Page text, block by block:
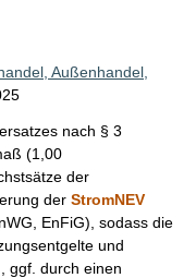
Außenhandel,
nach § 3
(1,00
der
der StromNEV
EnFiG), sodass die
und
ggf. durch einen